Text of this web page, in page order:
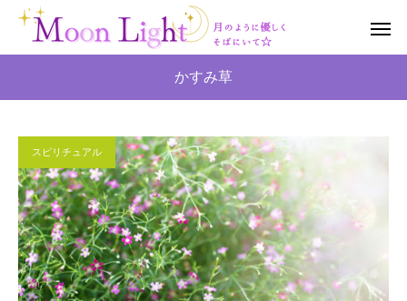
かすみ草
スピリチュアル